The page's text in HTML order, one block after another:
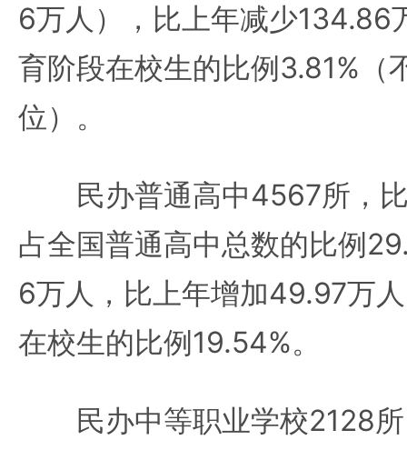
6万人），比上年减少134.86
育阶段在校生的比例3.81%（
位）。
民办普通高中4567所，比
占全国普通高中总数的比例
6万人，比上年增加49.97万
在校生的比例19.54%。
民办中等职业学校2128所